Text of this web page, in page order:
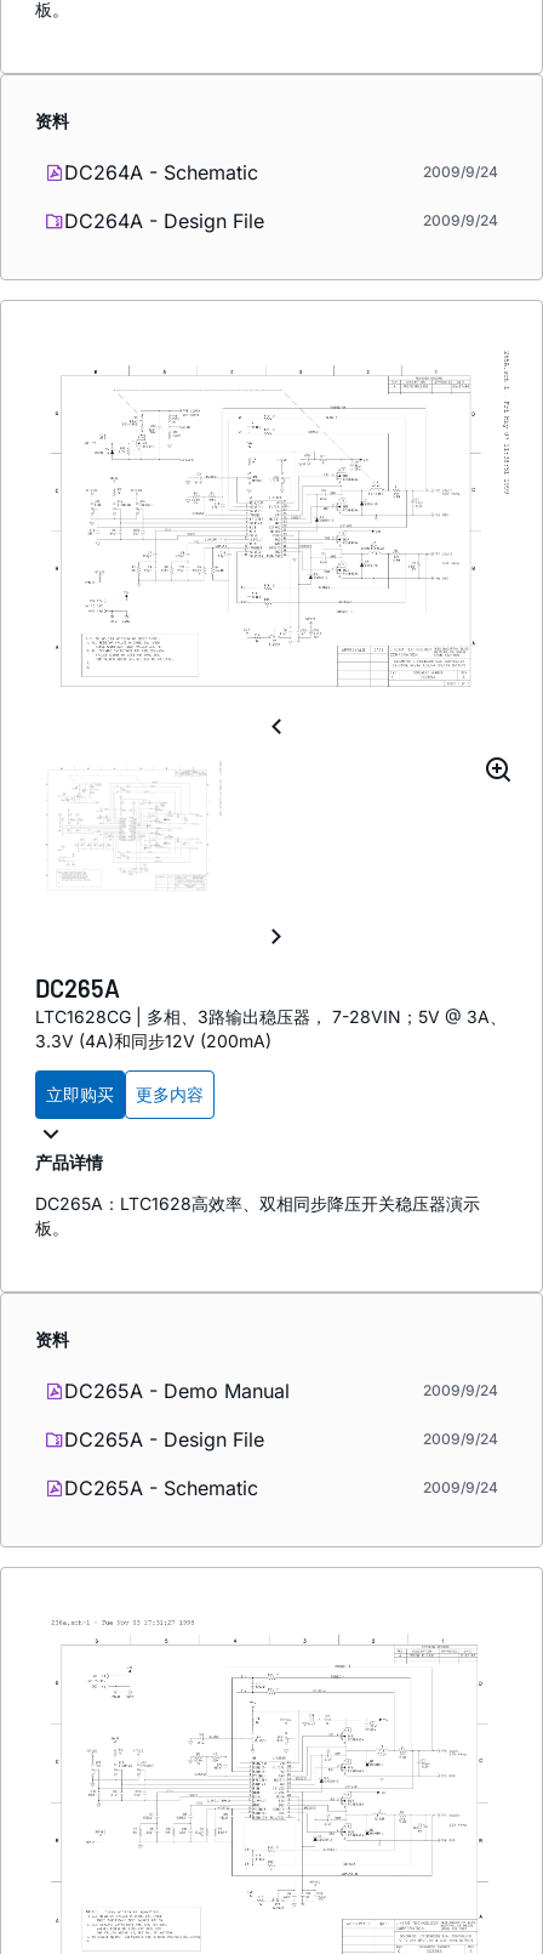
板。
资料
DC264A - Schematic 2009/9/24
DC264A - Design File 2009/9/24
DC265A
LTC1628CG | 多相、3路输出稳压器， 7-28VIN；5V @ 3A、
3.3V (4A)和同步12V (200mA)
立即购买 更多内容
产品详情
DC265A：LTC1628高效率、双相同步降压开关稳压器演示
板。
资料
DC265A - Demo Manual 2009/9/24
DC265A - Design File 2009/9/24
DC265A - Schematic 2009/9/24